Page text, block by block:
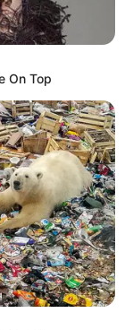
On Top